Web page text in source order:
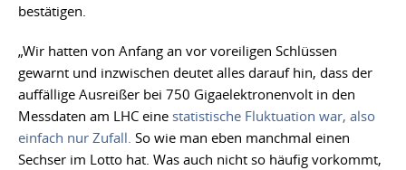
bestätigen.
„Wir hatten von Anfang an vor voreiligen Schlüssen
gewarnt und inzwischen deutet alles darauf hin, dass der
auffällige Ausreißer bei 750 Gigaelektronenvolt in den
Messdaten am LHC eine statistische Fluktuation war, also
einfach nur Zufall. So wie man eben manchmal einen
Sechser im Lotto hat. Was auch nicht so häufig vorkommt,